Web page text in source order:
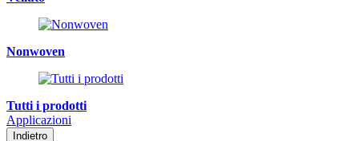
Nonwoven
Tutti i prodotti
Applicazioni
Indietro